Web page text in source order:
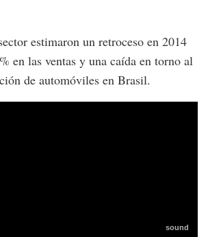
estimaron un retroceso en 2014
en las ventas y una caída en torno al
de automóviles en Brasil.